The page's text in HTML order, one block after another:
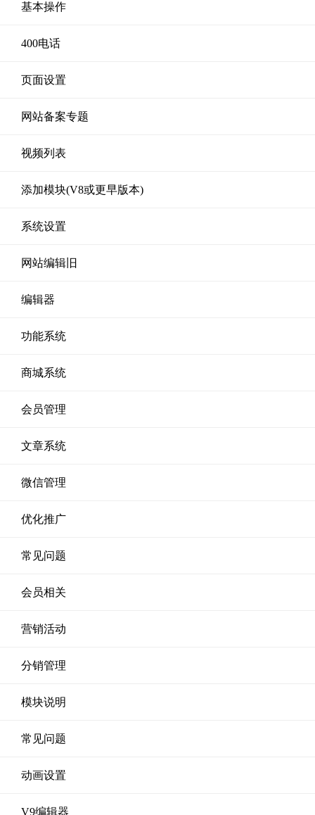
基本操作
400电话
页面设置
网站备案专题
视频列表
添加模块(V8或更早版本)
系统设置
网站编辑旧
编辑器
功能系统
商城系统
会员管理
文章系统
微信管理
优化推广
常见问题
会员相关
营销活动
分销管理
模块说明
常见问题
动画设置
V9编辑器